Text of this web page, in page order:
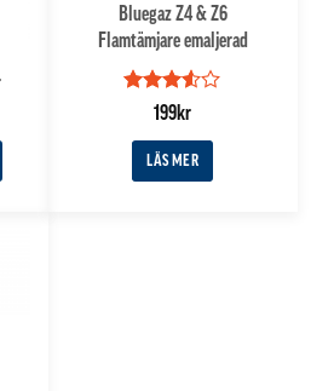
Bluegaz Z4 & Z6
Flamtämjare emaljerad
Betygsatt
5
199kr
LÄS MER